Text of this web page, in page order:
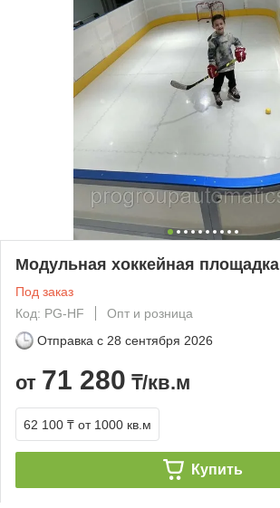
Модульная хоккейная площадка
Под заказ
Код: PG-HF
Опт и розница
Отправка с 28 сентября 2026
от 71 280 ₸/кв.м
62 100 ₸ от 1000 кв.м
Купить